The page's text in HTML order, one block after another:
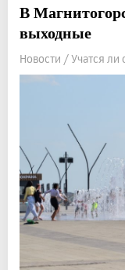
В
выходные
Новости / Учатся ли